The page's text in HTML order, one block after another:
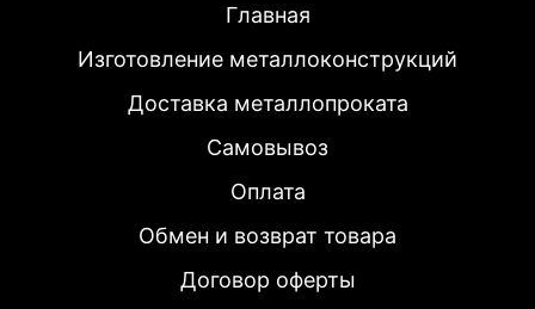
Главная
Изготовление металлоконструкций
Доставка металлопроката
Самовывоз
Оплата
Обмен и возврат товара
Договор оферты